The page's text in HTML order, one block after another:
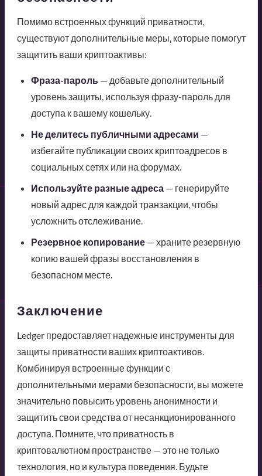
Помимо встроенных функций приватности,
существуют дополнительные меры, которые помогут
защитить ваши криптоактивы:
Фраза-пароль— добавьте дополнительный
уровень защиты, используя фразу-пароль для
доступа к вашему кошельку.
Не делитесь публичными адресами —
избегайте публикации своих криптоадресов в
социальных сетях или на форумах.
Используйте разные адреса — генерируйте
новый адрес для каждой транзакции, чтобы
усложнить отслеживание.
Резервное копирование— храните резервную
копию вашей фразы восстановления в
безопасном месте.
Заключение
Ledger предоставляет надежные инструменты для
защиты приватности ваших криптоактивов.
Комбинируя встроенные функции с
дополнительными мерами безопасности, вы можете
значительно повысить уровень анонимности и
защитить свои средства от несанкционированного
доступа. Помните, что приватность в
криптовалютном пространстве — это не только
технология, но и культура поведения. Будьте